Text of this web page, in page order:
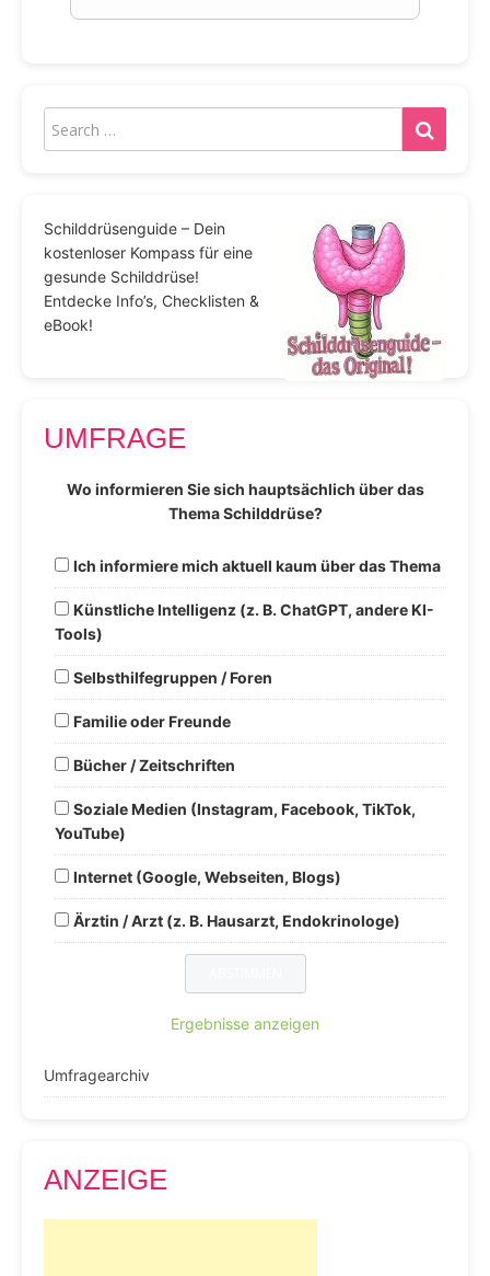
Schilddrüsenguide – Dein
kostenloser Kompass für eine
gesunde Schilddrüse!
Entdecke Info’s, Checklisten &
eBook!
UMFRAGE
Wo informieren Sie sich hauptsächlich über das
Thema Schilddrüse?
Ich informiere mich aktuell kaum über das Thema
Künstliche Intelligenz (z. B. ChatGPT, andere KI-
Tools)
Selbsthilfegruppen / Foren
Familie oder Freunde
Bücher / Zeitschriften
Soziale Medien (Instagram, Facebook, TikTok,
YouTube)
Internet (Google, Webseiten, Blogs)
Ärztin / Arzt (z. B. Hausarzt, Endokrinologe)
Ergebnisse anzeigen
Umfragearchiv
ANZEIGE